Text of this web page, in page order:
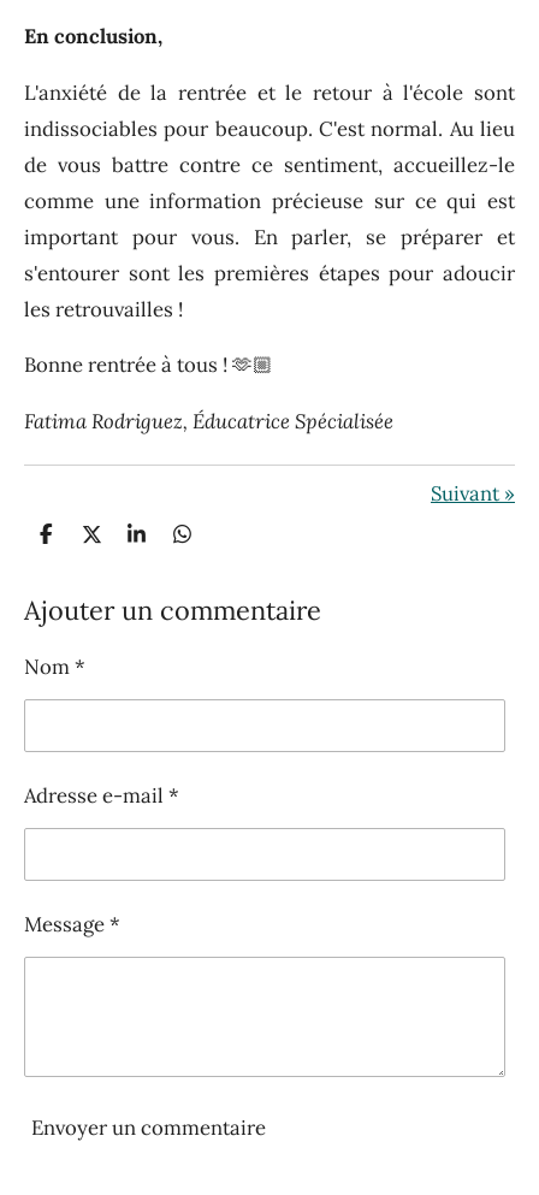
En conclusion,
L'anxiété de la rentrée et le retour à l'école sont
indissociables pour beaucoup. C'est normal. Au lieu
de vous battre contre ce sentiment, accueillez-le
comme une information précieuse sur ce qui est
important pour vous. En parler, se préparer et
s'entourer sont les premières étapes pour adoucir
les retrouvailles !
Bonne rentrée à tous ! 🫶🏼
Fatima Rodriguez, Éducatrice Spécialisée
Suivant»
P
t
a
e
P
t
a
P
t
a
P
t
a
Ajouter un commentaire
Nom *
Adresse e-mail *
Message *
Envoyer un commentaire